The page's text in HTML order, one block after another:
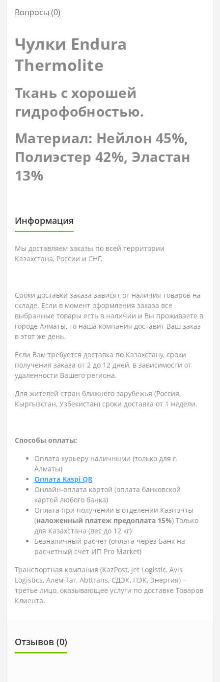
Вопросы (0)
Чулки Endura
Thermolite
Ткань с хорошей
гидрофобностью.
Материал: Нейлон 45%,
Полиэстер 42%, Эластан
13%
Информация
Мы доставляем заказы по всей территории
Казахстана, России и СНГ.
Сроки доставки заказа зависят от наличия товаров на
складе. Если в момент оформления заказа все
выбранные товары есть в наличии и Вы проживаете в
городе Алматы, то наша компания доставит Ваш заказ
в этот же день.
Если Вам требуется доставка по Казахстану, сроки
получения заказа от 2 до 12 дней, в зависимости от
удаленности Вашего региона.
Для жителей стран ближнего зарубежья (Россия,
Кыргызстан, Узбекистан) сроки доставка от 1 недели.
Способы оплаты:
Оплата курьеру наличными (только для г.
Алматы)
Оплата Kaspi QR
Онлайн-оплата картой (оплата банковской
картой любого банка)
Оплата при получении в отделении Казпочты
(наложенный платеж предоплата 15%) Только
для Казахстана (вес до 12 кг)
Безналичный расчет (оплата через Банк на
расчетный счет ИП Pro Market)
Транспортная компания (KazPost, Jet Logistic, Avis
Logistics, Алем-Тат, Abttrans, СДЭК, ПЭК, Энергия) –
третье лицо, оказывающее услуги по доставке Товаров
Клиента.
Отзывов (0)